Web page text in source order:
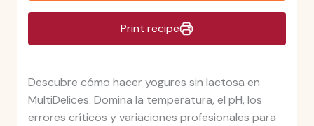
Print recipe
Descubre cómo hacer yogures sin lactosa en
MultiDelices. Domina la temperatura, el pH, los
errores críticos y variaciones profesionales para